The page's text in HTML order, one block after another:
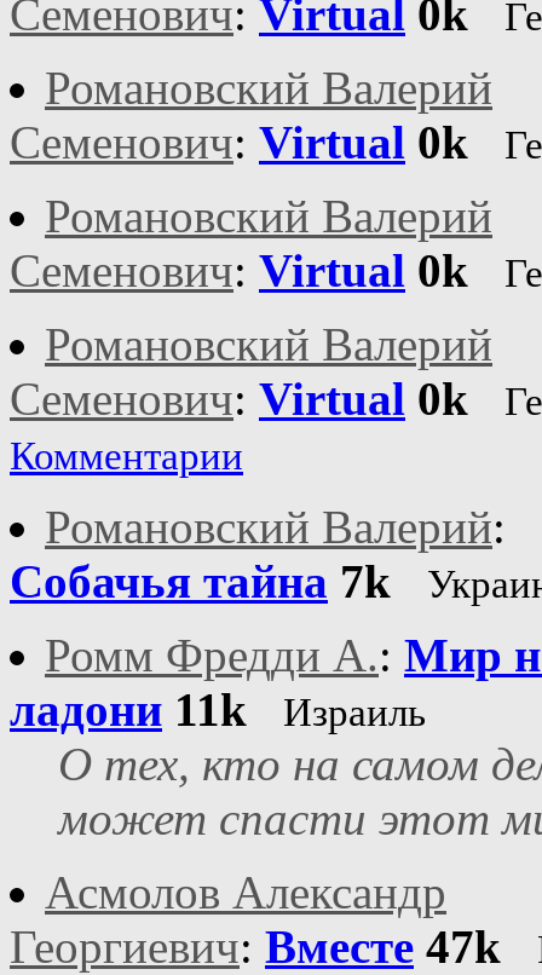
Семенович: Virtual 0k
Романовский Валерий
Семенович: Virtual 0k
Романовский Валерий
Семенович: Virtual 0k
Романовский Валерий
Семенович: Virtual 0k
Комментарии
Романовский Валерий:
Собачья тайна 7k
Ромм Фредди А.: Мир
ладони 11k Израиль
О тех, кто на самом
может спасти этот
Асмолов Александр
Георгиевич: Вместе 47k